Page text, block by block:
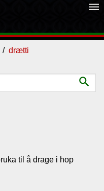
dehaze
drætti
search
til å drage i hop